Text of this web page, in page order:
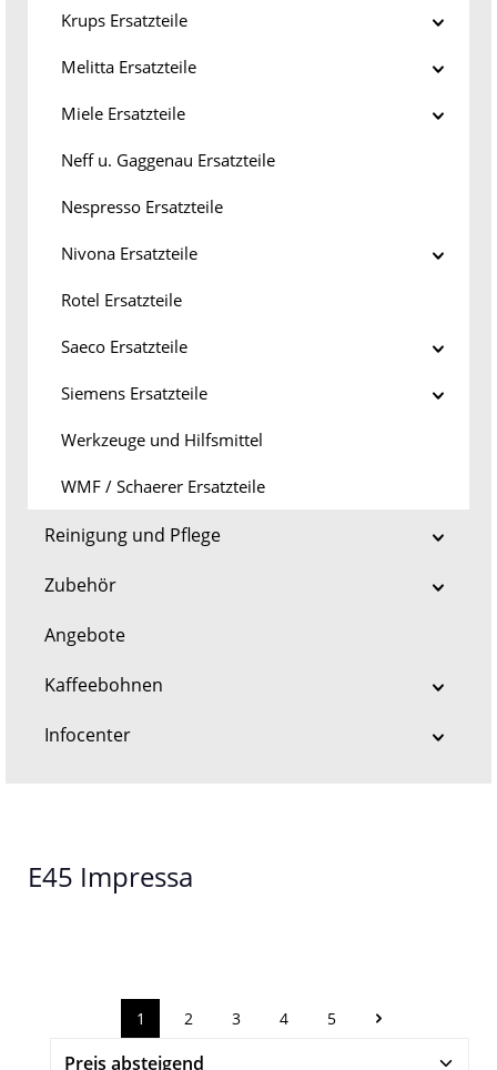
Krups Ersatzteile
Melitta Ersatzteile
Miele Ersatzteile
Neff u. Gaggenau Ersatzteile
Nespresso Ersatzteile
Nivona Ersatzteile
Rotel Ersatzteile
Saeco Ersatzteile
Siemens Ersatzteile
Werkzeuge und Hilfsmittel
WMF / Schaerer Ersatzteile
Reinigung und Pflege
Zubehör
Angebote
Kaffeebohnen
Infocenter
E45 Impressa
Seite
1 Seite
2 Seite
3 Seite
4 Seite
5